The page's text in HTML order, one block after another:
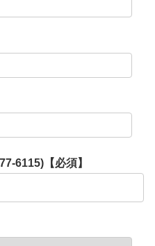
6115)【必須】